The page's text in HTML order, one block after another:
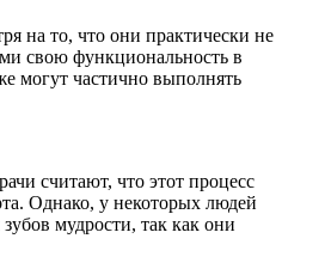
на то, что они практически не
свою функциональность в
могут частично выполнять
считают, что этот процесс
Однако, у некоторых людей
мудрости, так как они